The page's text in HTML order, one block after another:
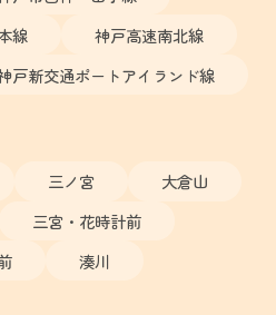
線
神戸高速南北線
戸新交通ポートアイランド線
三ノ宮
大倉山
三宮・花時計前
湊川